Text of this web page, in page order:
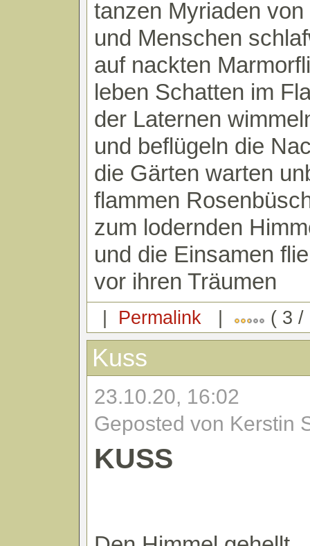
tanzen Myriaden
und Menschen
auf nackten
leben Schatten im
der Laternen
und beflügeln die
die Gärten warten
flammen
zum lodernden
und die Einsamen
vor ihren Träumen
| Permalink | ( 3 /
Kuss
23.10.20, 16:02
Geposted von Kerstin
KUSS